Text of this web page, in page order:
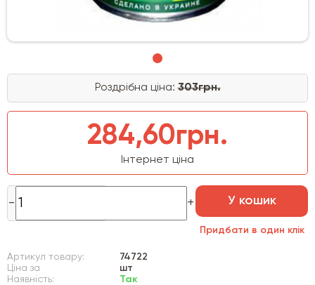
Роздрібна ціна:303грн.
284,60грн.
Інтернет ціна
У кошик
Придбати в один клік
Артикул товару:
74722
Ціна за
шт
Наявність:
Так